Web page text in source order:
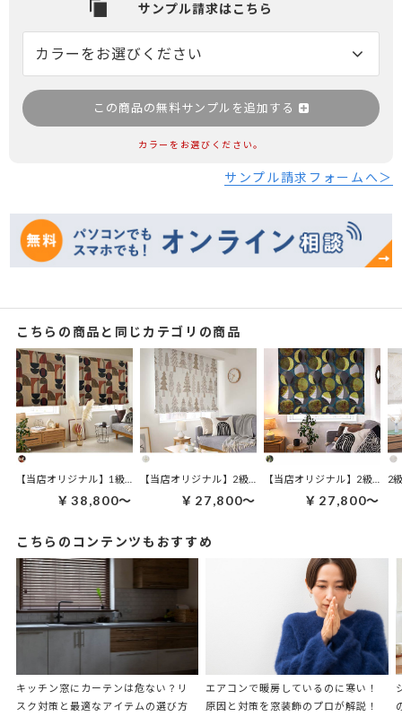
この商品の無料サンプルを追加する
カラーをお選びください。
サンプル請求フォームへ＞
こちらの商品と同じカテゴリの商品
【当店オリジナル】1級遮光 シェードカーテン｜バウハウス ブロンズ
￥38,800～ ￥27,800～
【当店オリジナル】2級遮光
￥27,800～
2
こちらのコンテンツもおすすめ
キッチン窓にカーテンは危ない？リ
スク対策と最適なアイテムの選び方
エアコンで暖房しているのに寒い！
原因と対策を窓装飾のプロが解説！